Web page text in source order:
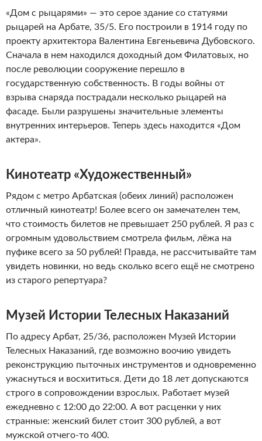
«Дом с рыцарями» — это серое здание со статуями
рыцарей на Арбате, 35/5. Его построили в 1914 году по
проекту архитектора Валентина Евгеньевича Дубовского.
Сначала в нем находился доходный дом Филатовых, но
после революции сооружение перешло в
государственную собственность. В годы войны от
взрыва снаряда пострадали несколько рыцарей на
фасаде. Были разрушены значительные элементы
внутренних интерьеров. Теперь здесь находится «Дом
актера».
Кинотеатр «Художественный»
Рядом с метро Арбатская (обеих линий) расположен
отличный кинотеатр! Более всего он замечателен тем,
что стоимость билетов не превышает 250 рублей. Я раз с
огромным удовольствием смотрела фильм, лёжа на
пуфике всего за 50 рублей! Правда, не рассчитывайте там
увидеть новинки, но ведь сколько всего ещё не смотрено
из старого репертуара?
Музей Истории Телесных Наказаний
По адресу Арбат, 25/36, расположен Музей Истории
Телесных Наказаний, где возможно воочию увидеть
реконструкцию пыточных инструментов и одновременно
ужаснуться и восхититься. Дети до 18 лет допускаются
строго в сопровождении взрослых. Работает музей
ежедневно с 12:00 до 22:00. А вот расценки у них
странные: женский билет стоит 300 рублей, а вот
мужской отчего-то 400.